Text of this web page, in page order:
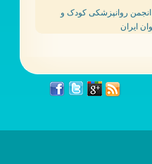
انجمن روانپزشکی کودک و
ایران